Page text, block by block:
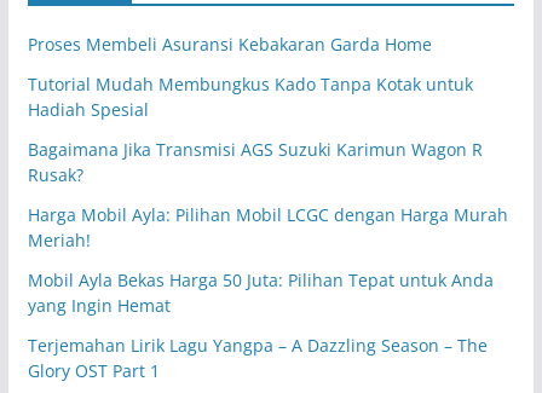
Proses Membeli Asuransi Kebakaran Garda Home
Tutorial Mudah Membungkus Kado Tanpa Kotak untuk
Hadiah Spesial
Bagaimana Jika Transmisi AGS Suzuki Karimun Wagon R
Rusak?
Harga Mobil Ayla: Pilihan Mobil LCGC dengan Harga Murah
Meriah!
Mobil Ayla Bekas Harga 50 Juta: Pilihan Tepat untuk Anda
yang Ingin Hemat
Terjemahan Lirik Lagu Yangpa – A Dazzling Season – The
Glory OST Part 1